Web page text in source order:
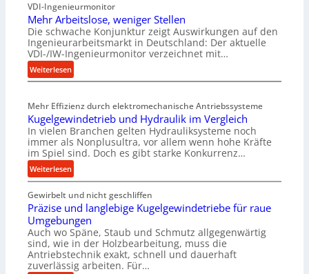
r
o
n
e
s
s
t
i
g
e
r
t
U
t
z
u
n
VDI-Ingenieurmonitor
Mehr Arbeitslose, weniger Stellen
Die schwache Konjunktur zeigt Auswirkungen auf den
Ingenieurarbeitsmarkt in Deutschland: Der aktuelle
VDI-/IW-Ingenieurmonitor verzeichnet mit…
Weiterlesen:
M
h
r
A
r
b
e
t
s
l
o
s
e
Mehr Effizienz durch elektromechanische Antriebssysteme
Kugelgewindetrieb und Hydraulik im Vergleich
In vielen Branchen gelten Hydrauliksysteme noch
immer als Nonplusultra, vor allem wenn hohe Kräfte
im Spiel sind. Doch es gibt starke Konkurrenz…
Weiterlesen:
K
u
g
e
l
g
e
Gewirbelt und nicht geschliffen
Präzise und langlebige Kugelgewindetriebe für raue
Umgebungen
Auch wo Späne, Staub und Schmutz allgegenwärtig
sind, wie in der Holzbearbeitung, muss die
Antriebstechnik exakt, schnell und dauerhaft
zuverlässig arbeiten. Für…